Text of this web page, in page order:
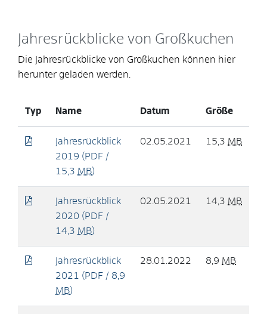
Jahresrückblicke von Großkuchen
Die Jahresrückblicke von Großkuchen können hier
herunter geladen werden.
Typ Name Datum Größe
Jahresrückblick
2019 (PDF /
15,3 MB)
02.05.2021 15,3 MB
Jahresrückblick
2020 (PDF /
14,3 MB)
02.05.2021 14,3 MB
Jahresrückblick
2021 (PDF / 8,9
MB)
28.01.2022 8,9 MB